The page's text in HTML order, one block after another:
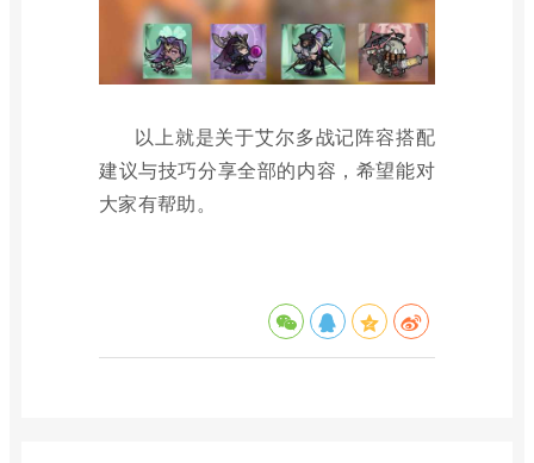
以上就是关于艾尔多战记阵容搭配
建议与技巧分享全部的内容，希望能对
大家有帮助。